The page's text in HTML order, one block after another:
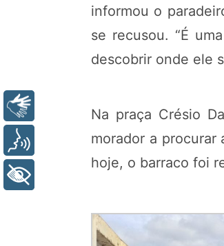
informou o
se recusou. “É
descobrir onde ele
Na praça Crésio
morador a
hoje, o barraco foi